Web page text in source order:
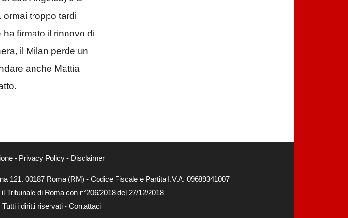
troppo tardi
firmato il rinnovo di
il Milan perde un
anche Mattia
- Privacy Policy- Disclaimer
121, 00187 Roma (RM) - Codice Fiscale e Partita I.V.A. 09689341007
Tribunale di Roma con n°206/2018 del 27/12/2018
i diritti riservati - Contattaci